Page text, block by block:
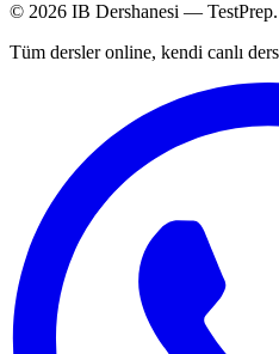
© 2026 IB Dershanesi — TestPrep.
Tüm dersler online, kendi canlı ders